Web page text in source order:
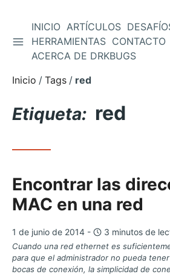
Saltar
contenido
ALTERNAR BARRA LATERAL
INICIO ARTÍCULOS
HERRAMIENTAS CONTACTO
ACERCA DE DRKBUGS
Inicio
Tags red
Etiqueta: red
Encontrar las
MAC en una red
1 de junio de 2014 - 3 minutos de
Cuando una red ethernet es
para que el administrador no pueda
bocas de conexión, la simplicidad de